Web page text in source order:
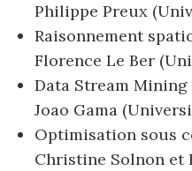
Philippe Preux
Raisonnement
Florence Le Ber
Data Stream Mining
Joao Gama
Optimisation sous
Christine Solnon et